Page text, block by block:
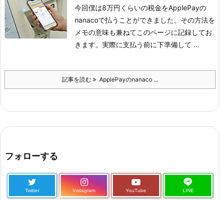
今回僕は8万円くらいの税金をApplePayの
nanacoで払うことができました。その方法を
メモの意味も兼ねてこのページに記録してお
きます。 実際に支払う前に下準備して ...
記事を読む ApplePayのnanaco ...
フォローする
Twitter Instagram YouTube LINE